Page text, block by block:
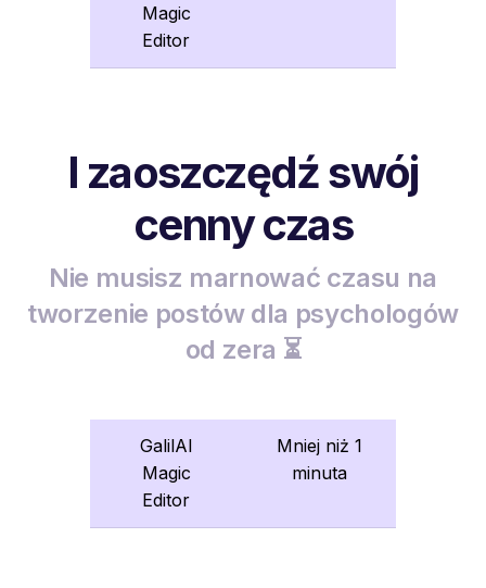
Magic
Editor
I zaoszczędź swój
cenny czas
Nie musisz marnować czasu na
tworzenie postów dla psychologów
od zera ⏳
GalilAI
Magic
Editor
Mniej niż 1
minuta